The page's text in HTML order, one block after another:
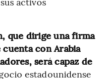
que dirige una firma
con Arabia
será capaz de
estadounidense